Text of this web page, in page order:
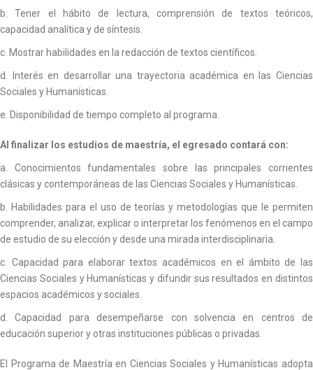
b. Tener el hábito de lectura, comprensión de textos teóricos,
capacidad analítica y de síntesis.
c. Mostrar habilidades en la redacción de textos científicos.
d. Interés en desarrollar una trayectoria académica en las Ciencias
Sociales y Humanísticas.
e. Disponibilidad de tiempo completo al programa.
Al finalizar los estudios de maestría, el egresado contará con:
a. Conocimientos fundamentales sobre las principales corrientes
clásicas y contemporáneas de las Ciencias Sociales y Humanísticas.
b. Habilidades para el uso de teorías y metodologías que le permiten
comprender, analizar, explicar o interpretar los fenómenos en el campo
de estudio de su elección y desde una mirada interdisciplinaria.
c. Capacidad para elaborar textos académicos en el ámbito de las
Ciencias Sociales y Humanísticas y difundir sus resultados en distintos
espacios académicos y sociales.
d. Capacidad para desempeñarse con solvencia en centros de
educación superior y otras instituciones públicas o privadas.
El Programa de Maestría en Ciencias Sociales y Humanísticas adopta